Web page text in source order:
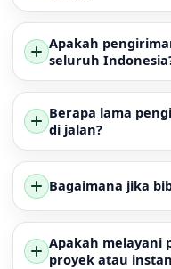
Apakah
seluruh
Berapa lama
di jalan?
Bagaimana jika
Apakah melayani
proyek atau